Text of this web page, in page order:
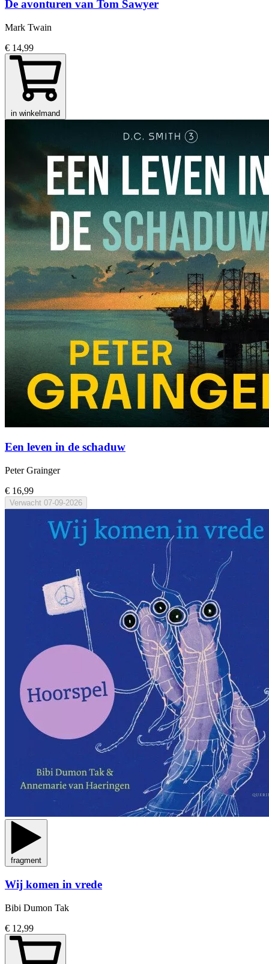
De avonturen van Tom Sawyer
Mark Twain
€ 14,99
in winkelmand
Een leven in de schaduw
Peter Grainger
€ 16,99
Verwacht 07-09-2026
fragment
Wij komen in vrede
Bibi Dumon Tak
€ 12,99